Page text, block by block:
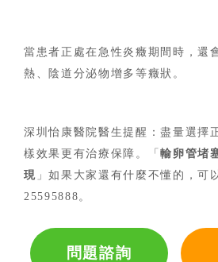
當患者正處在急性炎癥期間時，還
熱、陰道分泌物增多等癥狀。
深圳怡康醫院醫生提醒：盡量選擇
樣效果更有治療保障。「輸卵管堵
現 」如果大家還有什麼不懂的，可
25595888。
問題諮詢